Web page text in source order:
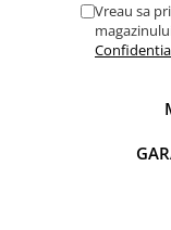
Vreau sa